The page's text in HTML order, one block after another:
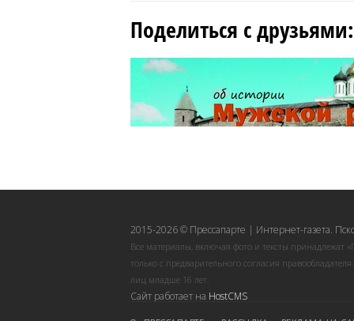
Поделиться с друзьями:
2015-2026 © Прессапарте | Интернет-газета.
Все материалы, включая фото и тексты принадлежат
только с предварительного согласия
лиц младше 16 лет.
Сайт работает на HostCMS